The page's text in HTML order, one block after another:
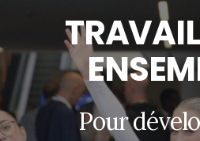
TRAVAIL
ENSEM
Pourdévelo